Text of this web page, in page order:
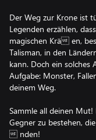
Der Weg zur Krone ist
Legenden erzählen,
magischen Krä en,
Talisman, in den
kann. Doch ein
Aufgabe: Monster,
deinem Weg.
Sammle all deinen
Gegner zu bestehen,
nden!